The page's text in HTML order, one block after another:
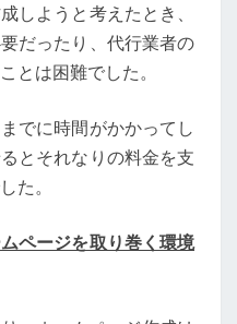
しようと考えたとき、
だったり、代行業者の
とは困難でした。
でに時間がかかってし
とそれなりの料金を支
た。
ページを取り巻く環境